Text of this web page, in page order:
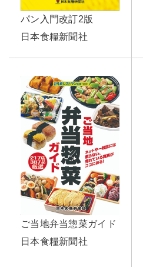
パン入門改訂2版
日本食糧新聞社
ご当地弁当惣菜ガイド
日本食糧新聞社